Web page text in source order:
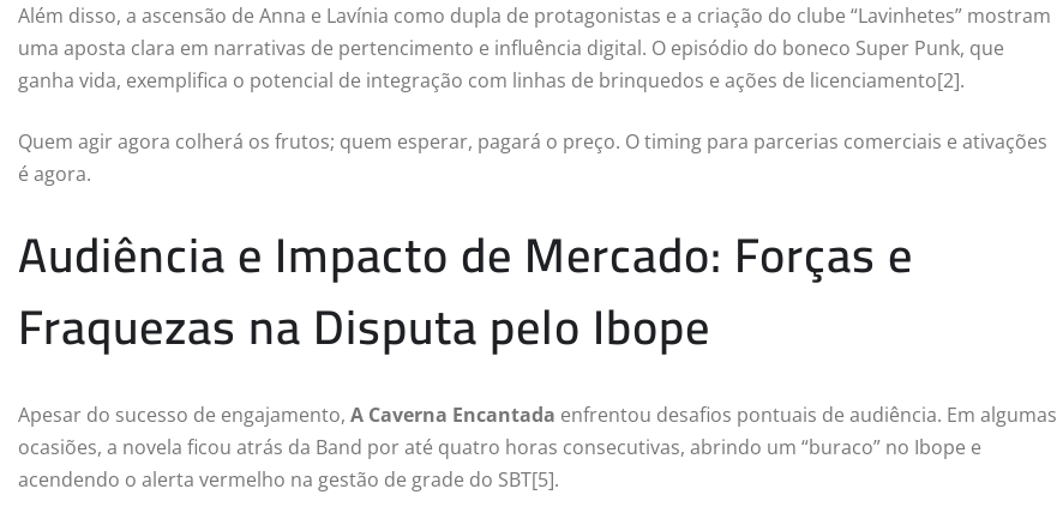
Além disso, a ascensão de Anna e Lavínia como dupla de protagonistas e a criação do clube “Lavinhetes” mostram
uma aposta clara em narrativas de pertencimento e influência digital. O episódio do boneco Super Punk, que
ganha vida, exemplifica o potencial de integração com linhas de brinquedos e ações de licenciamento[2].
Quem agir agora colherá os frutos; quem esperar, pagará o preço. O timing para parcerias comerciais e ativações
é agora.
Audiência e Impacto de Mercado: Forças e
Fraquezas na Disputa pelo Ibope
Apesar do sucesso de engajamento, A Caverna Encantada enfrentou desafios pontuais de audiência. Em algumas
ocasiões, a novela ficou atrás da Band por até quatro horas consecutivas, abrindo um “buraco” no Ibope e
acendendo o alerta vermelho na gestão de grade do SBT[5].